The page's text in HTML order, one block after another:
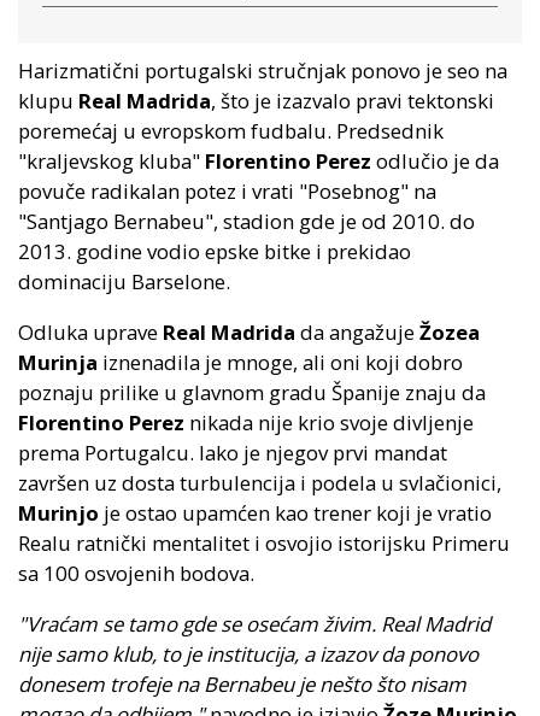
Harizmatični portugalski stručnjak ponovo je seo na
klupu Real Madrida, što je izazvalo pravi tektonski
poremećaj u evropskom fudbalu. Predsednik
"kraljevskog kluba" Florentino Perez odlučio je da
povuče radikalan potez i vrati "Posebnog" na
"Santjago Bernabeu", stadion gde je od 2010. do
2013. godine vodio epske bitke i prekidao
dominaciju Barselone.
Odluka uprave Real Madrida da angažujeŽozea
Murinja iznenadila je mnoge, ali oni koji dobro
poznaju prilike u glavnom gradu Španije znaju da
Florentino Perez nikada nije krio svoje divljenje
prema Portugalcu. Iako je njegov prvi mandat
završen uz dosta turbulencija i podela u svlačionici,
Murinjo je ostao upamćen kao trener koji je vratio
Realu ratnički mentalitet i osvojio istorijsku Primeru
sa 100 osvojenih bodova.
"Vraćam se tamo gde se osećam živim. Real Madrid
nije samo klub, to je institucija, a izazov da ponovo
donesem trofeje na Bernabeu je nešto što nisam